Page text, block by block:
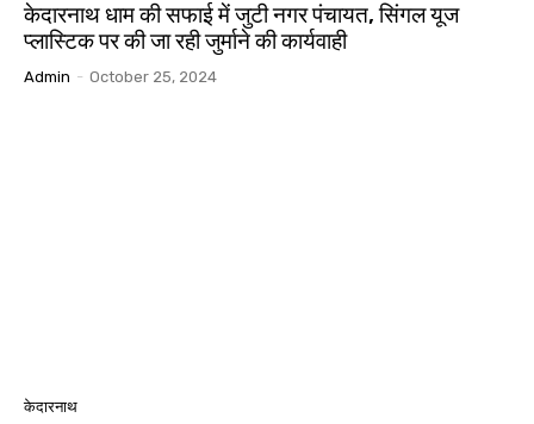
केदारनाथ धाम की सफाई में जुटी नगर पंचायत, सिंगल यूज
प्लास्टिक पर की जा रही जुर्माने की कार्यवाही
Admin - October 25, 2024
केदारनाथ